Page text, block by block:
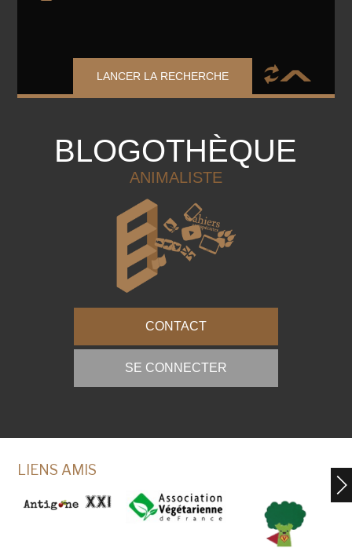
LANCER LA RECHERCHE
BLOGOTHÈQUE
ANIMALISTE
CONTACT
SE CONNECTER
LIENS AMIS